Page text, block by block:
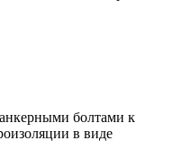
болтами к
в виде